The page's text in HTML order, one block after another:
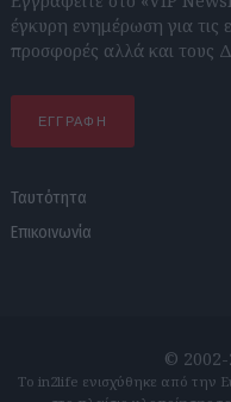
έγκυρη ενημέρωση για τις
προσφορές αλλά και τους
ΕΓΓΡΑΦΗ
Ταυτότητα
Επικοινωνία
© 2002-
Το in2life ενισχύθηκε από την